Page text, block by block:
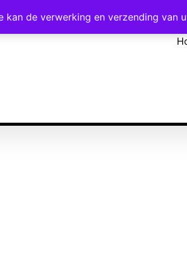
Voor
kan de verwerking en verzending